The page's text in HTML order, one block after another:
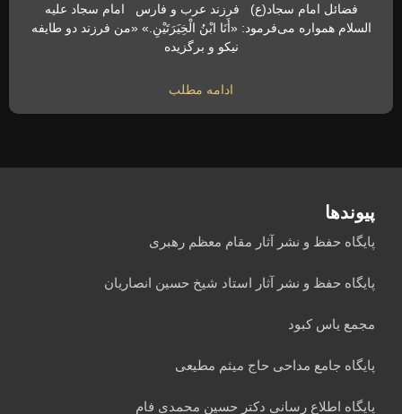
فضائل امام سجاد(ع) فرزند عرب و فارس امام سجاد علیه
السلام همواره می‌فرمود: «أَنَا ابْنُ الْخِیَرَتَیْنِ.» «من فرزند دو طایفه
نیکو و برگزیده
ادامه مطلب
پیوندها
پایگاه حفظ و نشر آثار مقام معظم رهبری
پایگاه حفظ و نشر آثار استاد شیخ حسین انصاریان
مجمع یاس کبود
پایگاه جامع مداحی حاج میثم مطیعی
پایگاه اطلاع رسانی دکتر حسین محمدی فام